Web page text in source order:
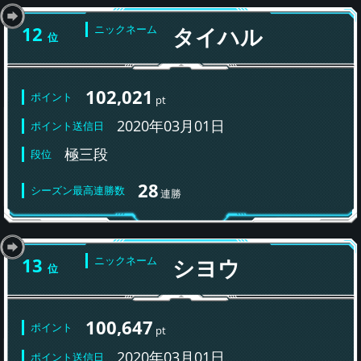
12 位
ニックネーム タイハル
ポイント 102,021 pt
ポイント送信日
2020年03月01日
段位 極三段
シーズン最高連勝数 28連勝
13 位
ニックネーム シヨウ
ポイント 100,647 pt
ポイント送信日
2020年03月01日